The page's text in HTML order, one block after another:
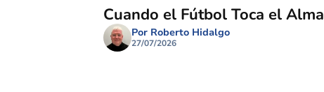
Cuando el Fútbol Toca el Alma
Por Roberto Hidalgo
27/07/2026